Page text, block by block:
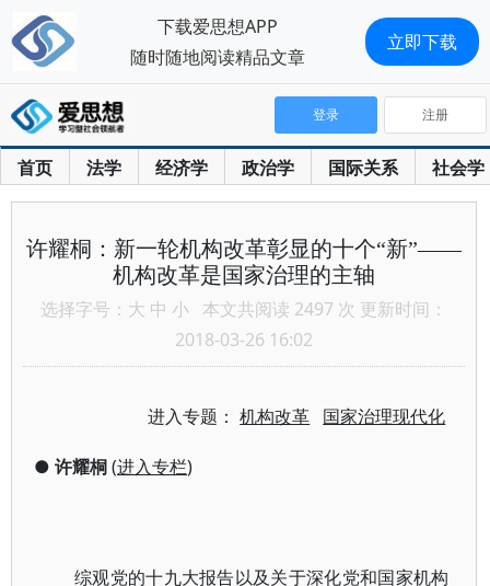
首页 法学 经济学 政治学 国际关系 社会学
登录 注册
许耀桐：新一轮机构改革彰显的十个“新”——
机构改革是国家治理的主轴
选择字号： 大 中 小 本文共阅读 2497 次 更新时间：
2018-03-26 16:02
进入专题：机构改革 国家治理现代化
● 许耀桐(进入专栏)
综观党的十九大报告以及关于深化党和国家机构
下载爱思想APP
随时随地阅读精品文章
立即下载